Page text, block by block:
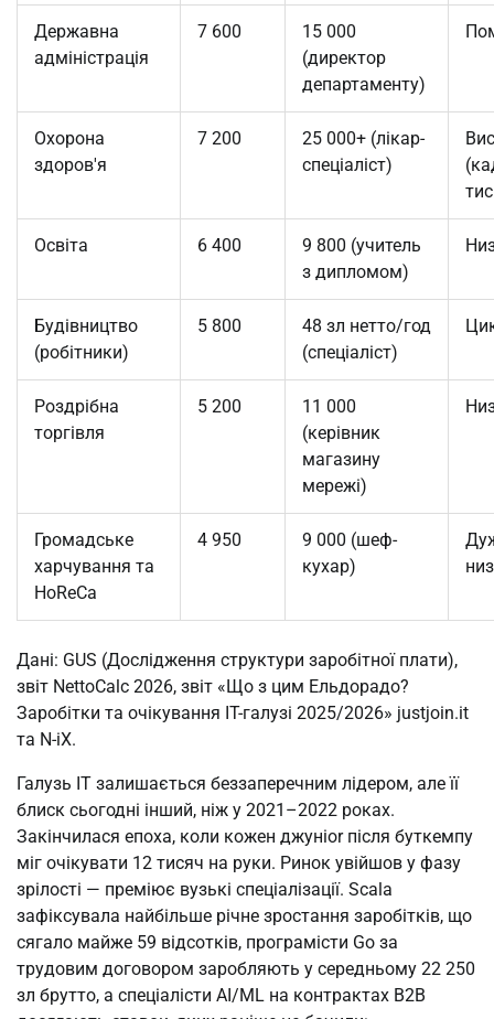
Державна
адміністрація
7 600
15 000
(директор
департаменту)
Охорона
здоров'я
7 200
25 000+ (лікар-
спеціаліст)
Освіта 6 400
9 800 (учитель
з дипломом)
Будівництво
(робітники)
5 800
48 зл нетто/год
(спеціаліст)
Роздрібна
торгівля
5 200
11 000
(керівник
магазину
мережі)
Громадське
харчування та
HoReCa
4 950
9 000 (шеф-
кухар)
Дані: GUS (Дослідження структури заробітної плати),
звіт NettoCalc 2026, звіт «Що з цим Ельдорадо?
Заробітки та очікування IT-галузі 2025/2026» justjoin.it
та N-iX.
Галузь IT залишається беззаперечним лідером, але її
блиск сьогодні інший, ніж у 2021–2022 роках.
Закінчилася епоха, коли кожен джунior після буткемпу
міг очікувати 12 тисяч на руки. Ринок увійшов у фазу
зрілості — преміює вузькі спеціалізації. Scala
зафіксувала найбільше річне зростання заробітків, що
сягало майже 59 відсотків, програмісти Go за
трудовим договором заробляють у середньому 22 250
зл брутто, а спеціалісти AI/ML на контрактах B2B